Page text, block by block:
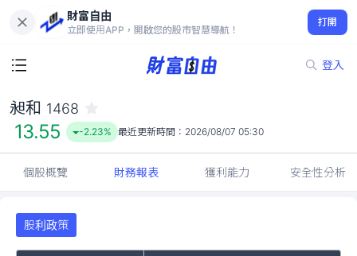
財富自由
立即使用APP，開啟您的股市智慧導航！
打開
登入
13.55
-2.23%
昶和 1468
13.55 -2.23% 最近更新時間： 2026/08/07 05:30
個股概覽 財務報表 獲利能力 安全性分析
股利政策